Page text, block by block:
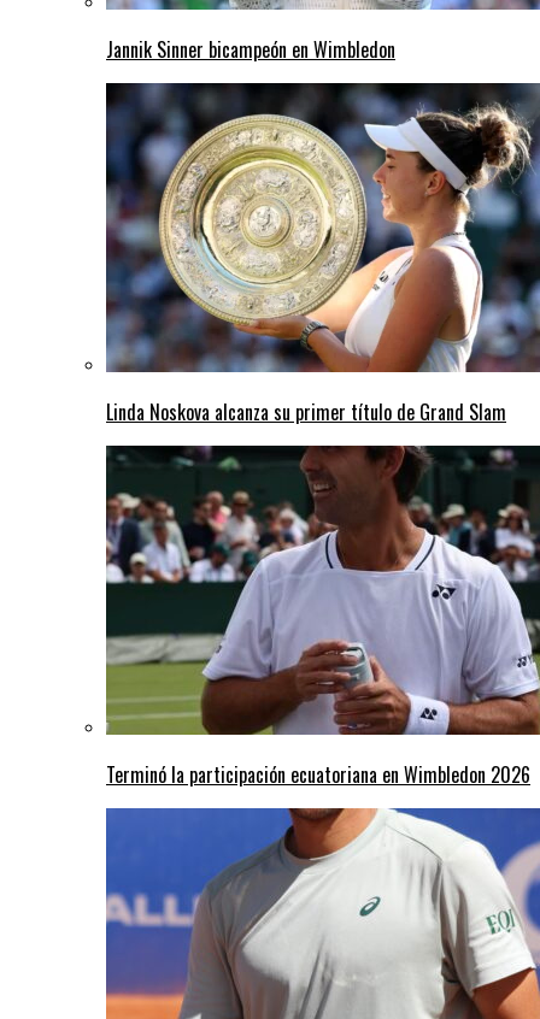
Jannik Sinner bicampeón en Wimbledon
Linda Noskova alcanza su primer título de Grand Slam
Terminó la participación ecuatoriana en Wimbledon 2026